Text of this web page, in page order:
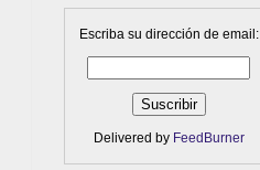
Escriba su dirección de email:
Delivered by FeedBurner